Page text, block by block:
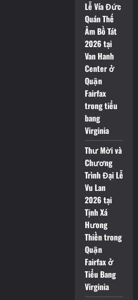
Lễ Vía Đức
Quán Thế
Âm Bồ Tát
2026 tại
Van Hanh
Center ở
Quận
Fairfax
trong tiểu
bang
Virginia
Thư Mời và
Chương
Trình Đại Lễ
Vu Lan
2026 tại
Tịnh Xá
Hưong
Thiền trong
Quận
Fairfax ở
Tiểu Bang
Virginia